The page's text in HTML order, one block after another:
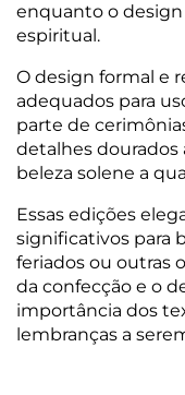
enquanto o design
espiritual.
O design formal e
adequados para
parte de
detalhes
beleza solene a
Essas edições
significativos para
feriados ou outras
da confecção e o
importância dos
lembranças a